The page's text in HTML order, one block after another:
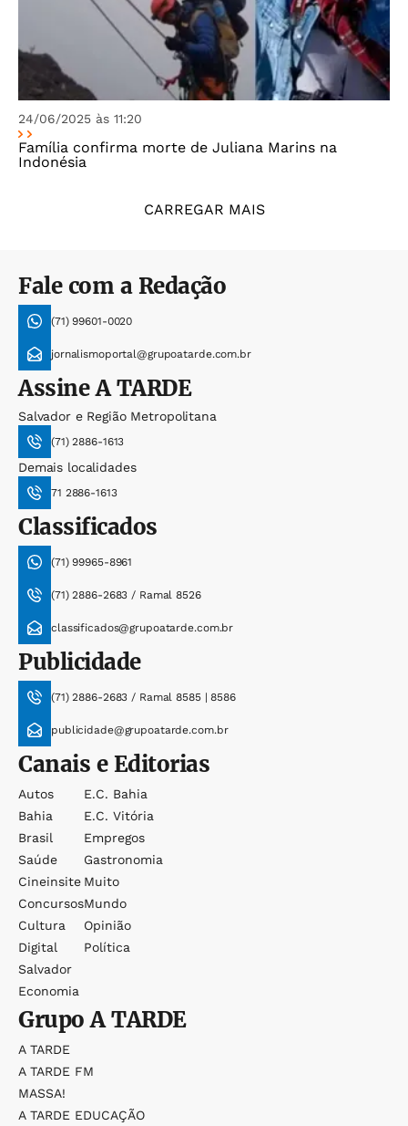
24/06/2025 às 11:20
Família confirma morte de Juliana Marins na
Indonésia
CARREGAR MAIS
Fale com a Redação
(71) 99601-0020
jornalismoportal@grupoatarde.com.br
AssineA TARDE
Salvador e Região Metropolitana
(71) 2886-1613
Demais localidades
71 2886-1613
Classificados
(71) 99965-8961
(71) 2886-2683 / Ramal 8526
classificados@grupoatarde.com.br
Publicidade
(71) 2886-2683 / Ramal 8585 | 8586
publicidade@grupoatarde.com.br
Canais e Editorias
Autos
Bahia
Brasil
Saúde
Cineinsite
Concursos
Cultura
Digital
Salvador
Economia
E.c. Bahia
E.c. Vitória
Empregos
Gastronomia
Muito
Mundo
Opinião
Política
GrupoA TARDE
A TARDE
A TARDE FM
MASSA!
A TARDE EDUCAÇÃO